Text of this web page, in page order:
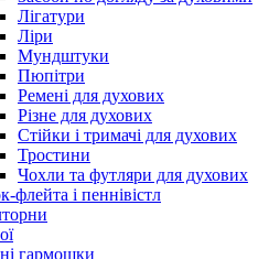
Лігатури
Ліри
Мундштуки
Пюпітри
Ремені для духових
Різне для духових
Стійки і тримачі для духових
Тростини
Чохли та футляри для духових
флейта і пеннівістл
гармошки